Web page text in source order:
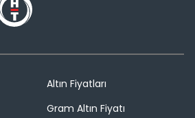
Altın Fiyatları
Gram Altın Fiyatı